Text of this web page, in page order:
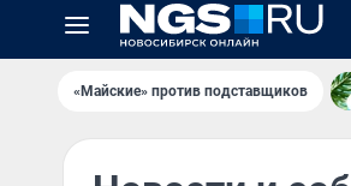
«Майские» против подставщиков